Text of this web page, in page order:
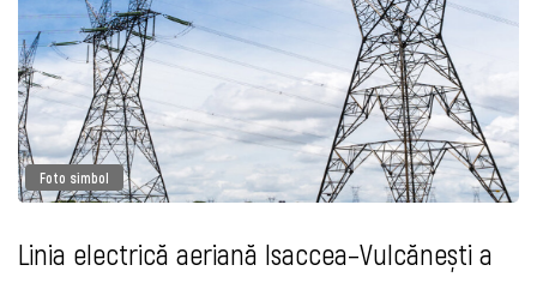
Foto simbol
Linia electrică aeriană Isaccea–Vulcănești a